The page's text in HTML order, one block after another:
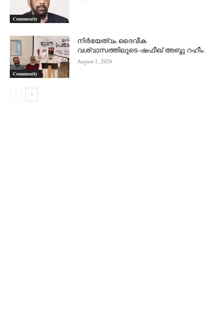
Community
Community
നിർഭയത്വം ദൈവീക
വശ്വാസത്തിലൂടെ-ഷഫീഖ് അബ്ദു റഹീം.
August 1, 2026